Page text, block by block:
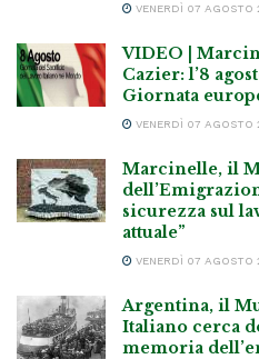
VENERDÌ 07 AGOSTO
VIDEO |
Cazier: l’8
Giornata
VENERDÌ 07 AGOSTO
Marcinelle, il
sicurezza sul
attuale”
VENERDÌ 07 AGOSTO
Argentina, il
Italiano cerca
memoria